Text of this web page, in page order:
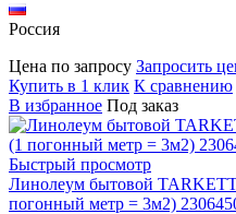
Россия
Цена по запросу Запросить
Купить в 1 клик К сравнению
В избранное Под заказ
Быстрый просмотр
Линолеум бытовой
погонный метр = 3м2)